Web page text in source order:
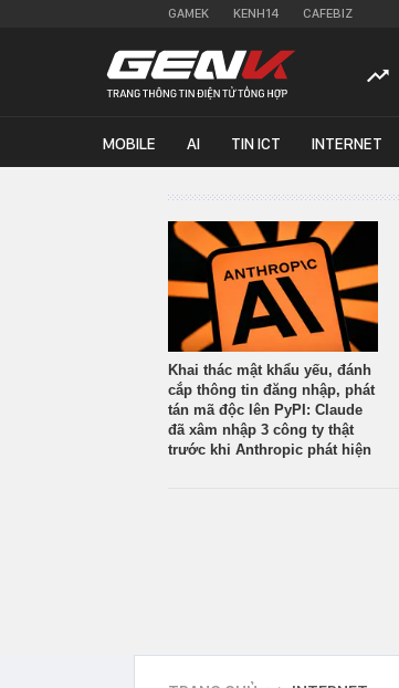
GAMEK KENH14 CAFEBIZ
MOBILE AI TIN ICT INTERNET
Khai thác mật khẩu yếu, đánh
cắp thông tin đăng nhập, phát
tán mã độc lên PyPI: Claude
đã xâm nhập 3 công ty thật
trước khi Anthropic phát hiện